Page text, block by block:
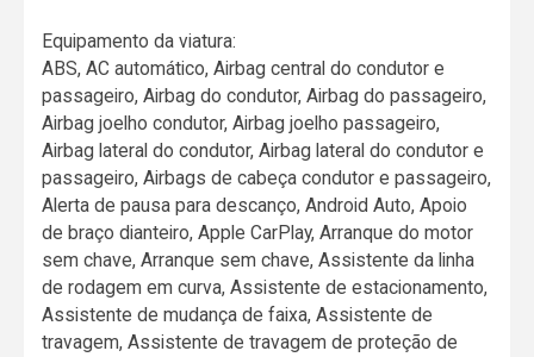
Equipamento da viatura:
ABS, AC automático, Airbag central do condutor e
passageiro, Airbag do condutor, Airbag do passageiro,
Airbag joelho condutor, Airbag joelho passageiro,
Airbag lateral do condutor, Airbag lateral do condutor e
passageiro, Airbags de cabeça condutor e passageiro,
Alerta de pausa para descanço, Android Auto, Apoio
de braço dianteiro, Apple CarPlay, Arranque do motor
sem chave, Arranque sem chave, Assistente da linha
de rodagem em curva, Assistente de estacionamento,
Assistente de mudança de faixa, Assistente de
travagem, Assistente de travagem de proteção de